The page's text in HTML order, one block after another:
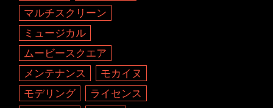
マルチスクリーン
ミュージカル
ムービースクエア
メンテナンス
モカイヌ
モデリング
ライセンス